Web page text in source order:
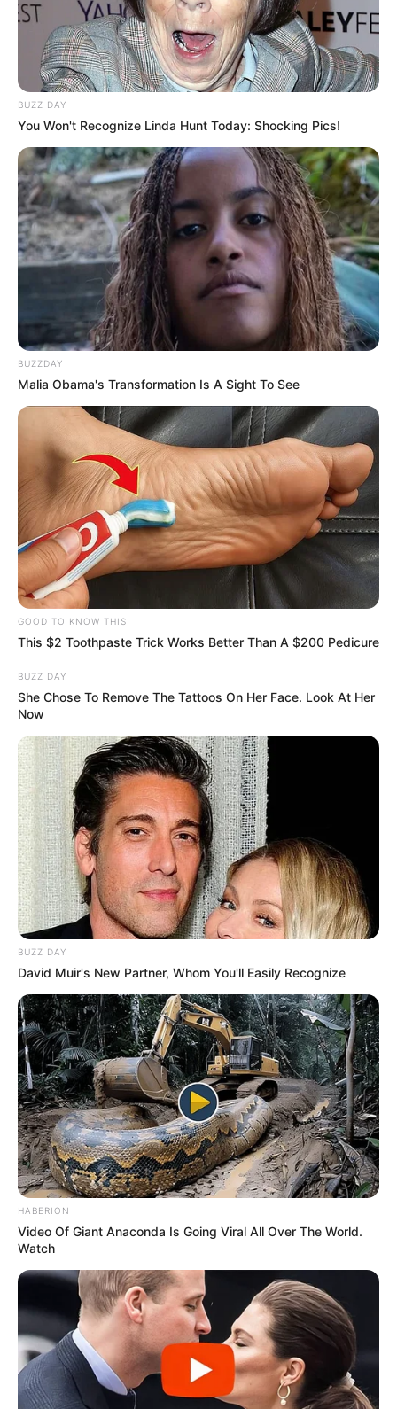
BUZZ DAY
You Won't Recognize Linda Hunt Today: Shocking Pics!
BUZZDAY
Malia Obama's Transformation Is A Sight To See
GOOD TO KNOW THIS
This $2 Toothpaste Trick Works Better Than A $200 Pedicure
BUZZ DAY
She Chose To Remove The Tattoos On Her Face. Look At Her
Now
BUZZ DAY
David Muir's New Partner, Whom You'll Easily Recognize
HABERION
Video Of Giant Anaconda Is Going Viral All Over The World.
Watch